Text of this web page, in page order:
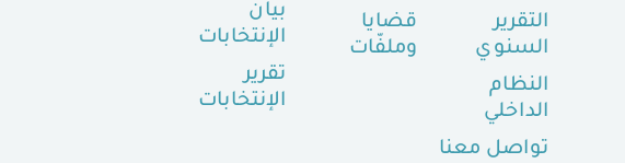
بيان
الإنتخابات
تقرير
الإنتخابات
قضايا
وملفّات
التقرير
السنوي
النظام
الداخلي
تواصل معنا